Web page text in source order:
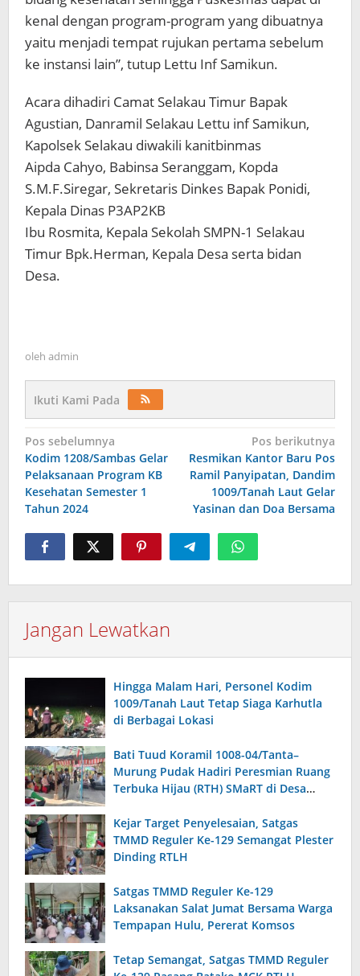
kenal dengan program-program yang dibuatnya
yaitu menjadi tempat rujukan pertama sebelum
ke instansi lain”, tutup Lettu Inf Samikun.
Acara dihadiri Camat Selakau Timur Bapak
Agustian, Danramil Selakau Lettu inf Samikun,
Kapolsek Selakau diwakili kanitbinmas
Aipda Cahyo, Babinsa Seranggam, Kopda
S.M.F.Siregar, Sekretaris Dinkes Bapak Ponidi,
Kepala Dinas P3AP2KB
Ibu Rosmita, Kepala Sekolah SMPN-1 Selakau
Timur Bpk.Herman, Kepala Desa serta bidan
Desa.
oleh admin
Ikuti Kami Pada
Navigasi
pos
Pos sebelumnya
Kodim 1208/Sambas Gelar
Pelaksanaan Program KB
Kesehatan Semester 1
Tahun 2024
Pos berikutnya
Resmikan Kantor Baru Pos
Ramil Panyipatan, Dandim
1009/Tanah Laut Gelar
Yasinan dan Doa Bersama
Jangan Lewatkan
Hingga Malam Hari, Personel Kodim
1009/Tanah Laut Tetap Siaga Karhutla
di Berbagai Lokasi
Bati Tuud Koramil 1008-04/Tanta–
Murung Pudak Hadiri Peresmian Ruang
Terbuka Hijau (RTH) SMaRT di Desa
Kejar Target Penyelesaian, Satgas
TMMD Reguler Ke-129 Semangat Plester
Dinding RTLH
Satgas TMMD Reguler Ke-129
Laksanakan Salat Jumat Bersama Warga
Tempapan Hulu, Pererat Komsos
Tetap Semangat, Satgas TMMD Reguler